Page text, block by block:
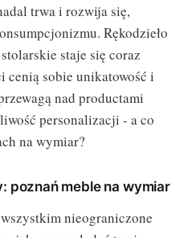
trwa i rozwija się,
Rękodzieło
staje się coraz
cenią sobie unikatowość i
nad productami
personalizacji - a co
na wymiar?
poznań meble na wymiar
nieograniczone